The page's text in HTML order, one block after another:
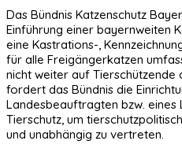
Das Bündnis Katzenschutz
Einführung einer bayernweiten
eine Kastrations-,
für alle Freigängerkatzen
nicht weiter auf
fordert das Bündnis die
Landesbeauftragten bzw.
Tierschutz, um
und unabhängig zu vertreten.